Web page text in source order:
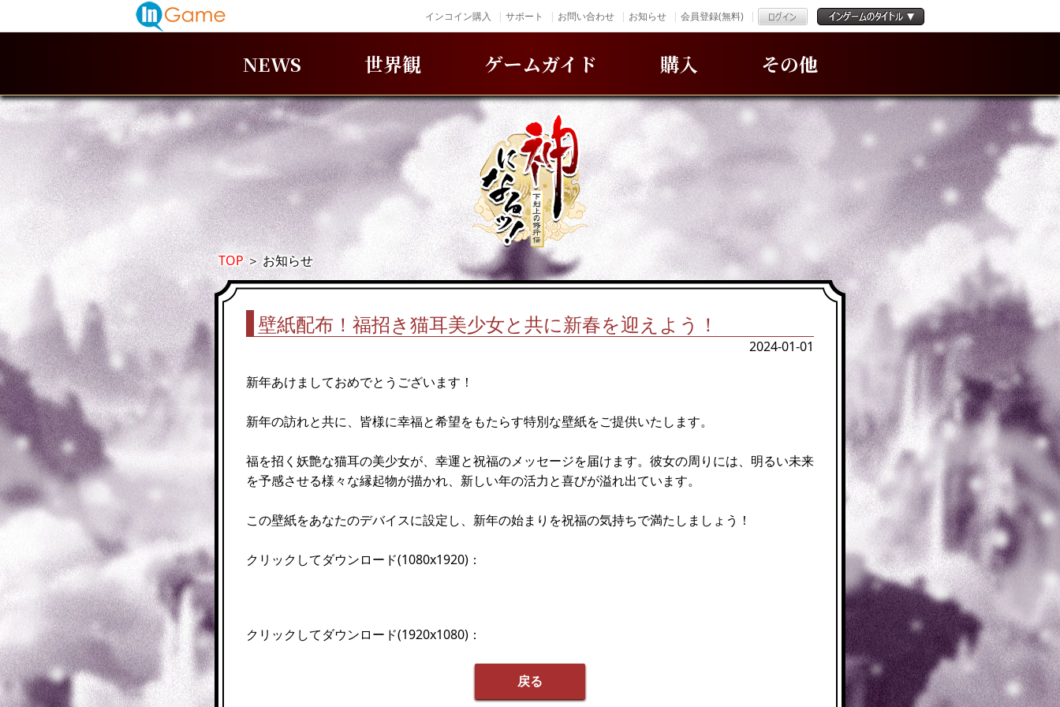
インコイン購入 サポート お問い合わせ お知らせ 会員登録(無料)
NEWS 世界観 ゲームガイド 購入 その他
TOP＞お知らせ
壁紙配布！福招き猫耳美少女と共に新春を迎えよう！
2024-01-01
新年あけましておめでとうございます！
新年の訪れと共に、皆様に幸福と希望をもたらす特別な壁紙をご提供いたします。
福を招く妖艶な猫耳の美少女が、幸運と祝福のメッセージを届けます。彼女の周りには、明るい未来
を予感させる様々な縁起物が描かれ、新しい年の活力と喜びが溢れ出ています。
この壁紙をあなたのデバイスに設定し、新年の始まりを祝福の気持ちで満たしましょう！
クリックしてダウンロード(1080x1920)：
クリックしてダウンロード(1920x1080)：
戻る